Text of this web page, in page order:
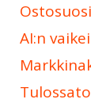
AI:n